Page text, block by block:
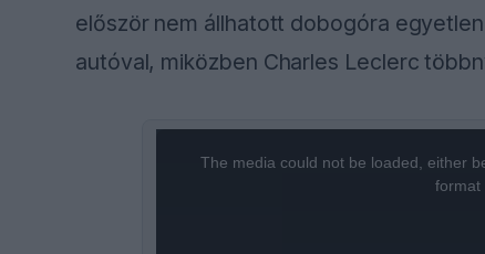
először nem állhatott dobogóra
autóval, miközben Charles Leclerc
The media could not be loaded, either
format